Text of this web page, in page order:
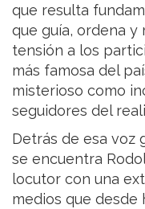
que resulta
que guía, ordena y
tensión a los
más famosa del
misterioso como
seguidores del
Detrás de esa voz
se encuentra
locutor con una
medios que desde